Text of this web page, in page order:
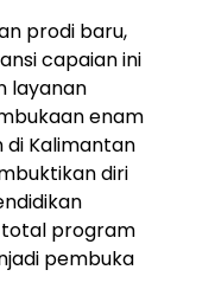
prodi baru,
capaian ini
layanan
enam
Kalimantan
diri
total program
pembuka